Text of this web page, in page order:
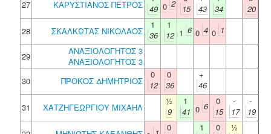
27
ΚΑΡΥΣΤΙΑΝΟΣ ΠΕΤΡΟΣ 49 0 2
15
43
34
20
28
ΣΚΑΛΚΩΤΑΣ ΝΙΚΟΛΑΟΣ
1
36
1
12 1 6 0 4 0 1
29
ΑΝΑΞΙΟΛΟΓΗΤΟΣ 3
ΑΝΑΞΙΟΛΟΓΗΤΟΣ 3
30
ΠΡΟΚΟΣ ΔΗΜΗΤΡΙΟΣ
0
12
0
36
+
46
31
ΧΑΤΖΗΓΕΩΡΓΙΟΥ ΜΙΧΑΗΛ
½
9
1
41 0 6
0
15
-
17
-
19
0
1
0
½